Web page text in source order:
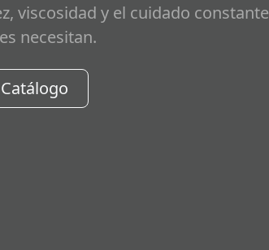
viscosidad y el cuidado constante
necesitan.